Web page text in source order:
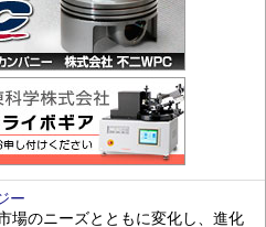
ー
場のニーズとともに変化し、進化